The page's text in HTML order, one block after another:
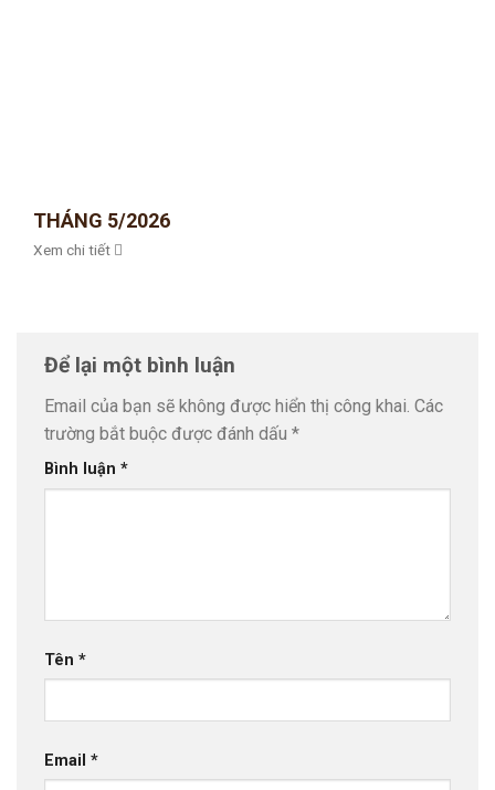
THÁNG 5/2026
Xem chi tiết
Để lại một bình luận
Email của bạn sẽ không được hiển thị công khai. Các
trường bắt buộc được đánh dấu *
Bình luận *
Tên *
Email *